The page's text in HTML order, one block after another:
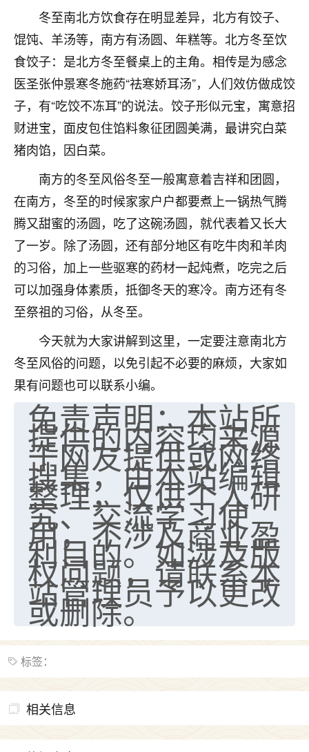
冬至南北方饮食存在明显差异，北方有饺子、
馄饨、羊汤等，南方有汤圆、年糕等。北方冬至饮
食饺子：是北方冬至餐桌上的主角。相传是为感念
医圣张仲景寒冬施药“祛寒娇耳汤”，人们效仿做成饺
子，有“吃饺不冻耳”的说法。饺子形似元宝，寓意招
财进宝，面皮包住馅料象征团圆美满，最讲究白菜
猪肉馅，因白菜。
南方的冬至风俗冬至一般寓意着吉祥和团圆，
在南方，冬至的时候家家户户都要煮上一锅热气腾
腾又甜蜜的汤圆，吃了这碗汤圆，就代表着又长大
了一岁。除了汤圆，还有部分地区有吃牛肉和羊肉
的习俗，加上一些驱寒的药材一起炖煮，吃完之后
可以加强身体素质，抵御冬天的寒冷。南方还有冬
至祭祖的习俗，从冬至。
今天就为大家讲解到这里，一定要注意南北方
冬至风俗的问题，以免引起不必要的麻烦，大家如
果有问题也可以联系小编。
免责声明：本站所
提供的内容均来源
于网友提供或网络
搜集，由本站编辑
整理，仅供个人研
究、交流学习使
用，不涉及商业盈
利目的。如涉及版
权问题，请联系本
站管理员予以更改
或删除。
标签：
相关信息
青春168
我也想要，我也想要！
15
Jessica李
老师做不做超度法事？我想给我奶奶做超度，她今年
刚去世了。
七零老顽童
师，安排了超度法事，做梦再也没有梦到过
了，一开始是半信半疑的，图个心安，给亡母
超度，现在看来，人不信也不行。
2天前 来自云南 11
优秀的张同学
老师收徒吗？？我对这些很感兴趣
2天前 来自山西